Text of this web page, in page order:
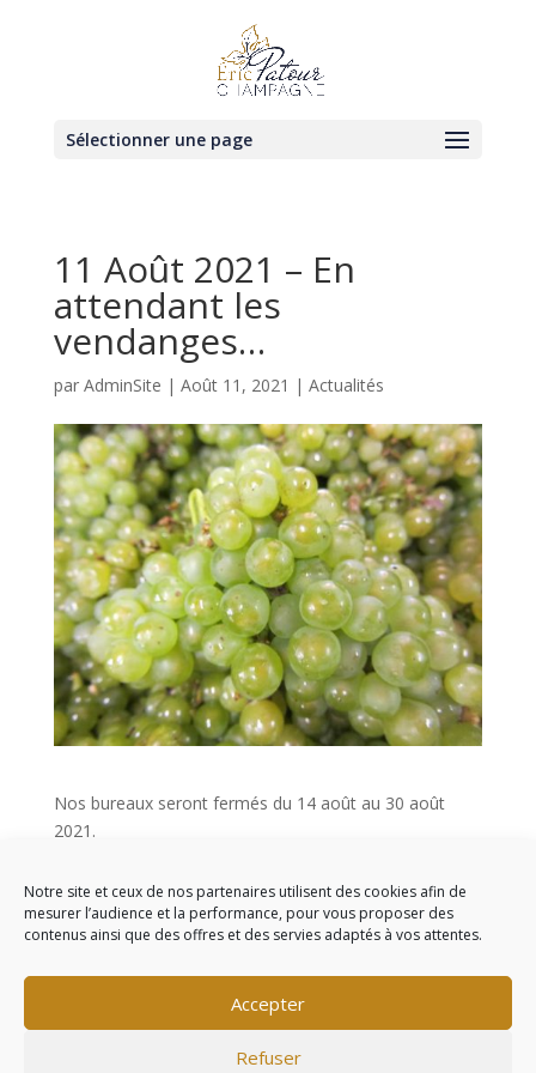
Notre site et ceux de nos partenaires utilisent des cookies afin de
mesurer l’audience et la performance, pour vous proposer des
contenus ainsi que des offres et des servies adaptés à vos attentes.
Accepter
Refuser
Sélectionner une page
11 Août 2021 – En
attendant les
vendanges…
par AdminSite | Août 11, 2021 | Actualités
Nos bureaux seront fermés du 14 août au 30 août
2021.
Commentaires récents